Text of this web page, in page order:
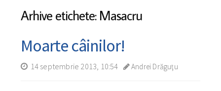
Arhive etichete: Masacru
Moarte câinilor!
14 septembrie 2013, 10:54 Andrei Drăguţu